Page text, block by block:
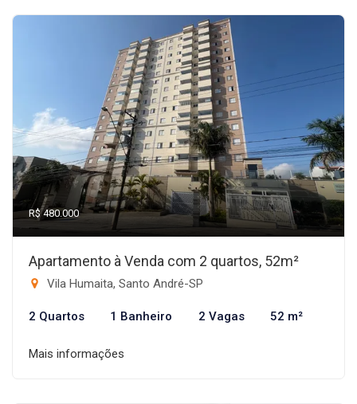
R$ 480.000
Apartamento à Venda com 2 quartos, 52m²
Vila Humaita, Santo André-SP
2 Quartos 1 Banheiro 2 Vagas 52 m²
Mais informações